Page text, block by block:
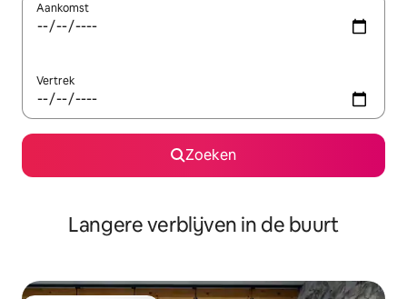
Aankomst
Vertrek
Zoeken
Langere verblijven in de buurt